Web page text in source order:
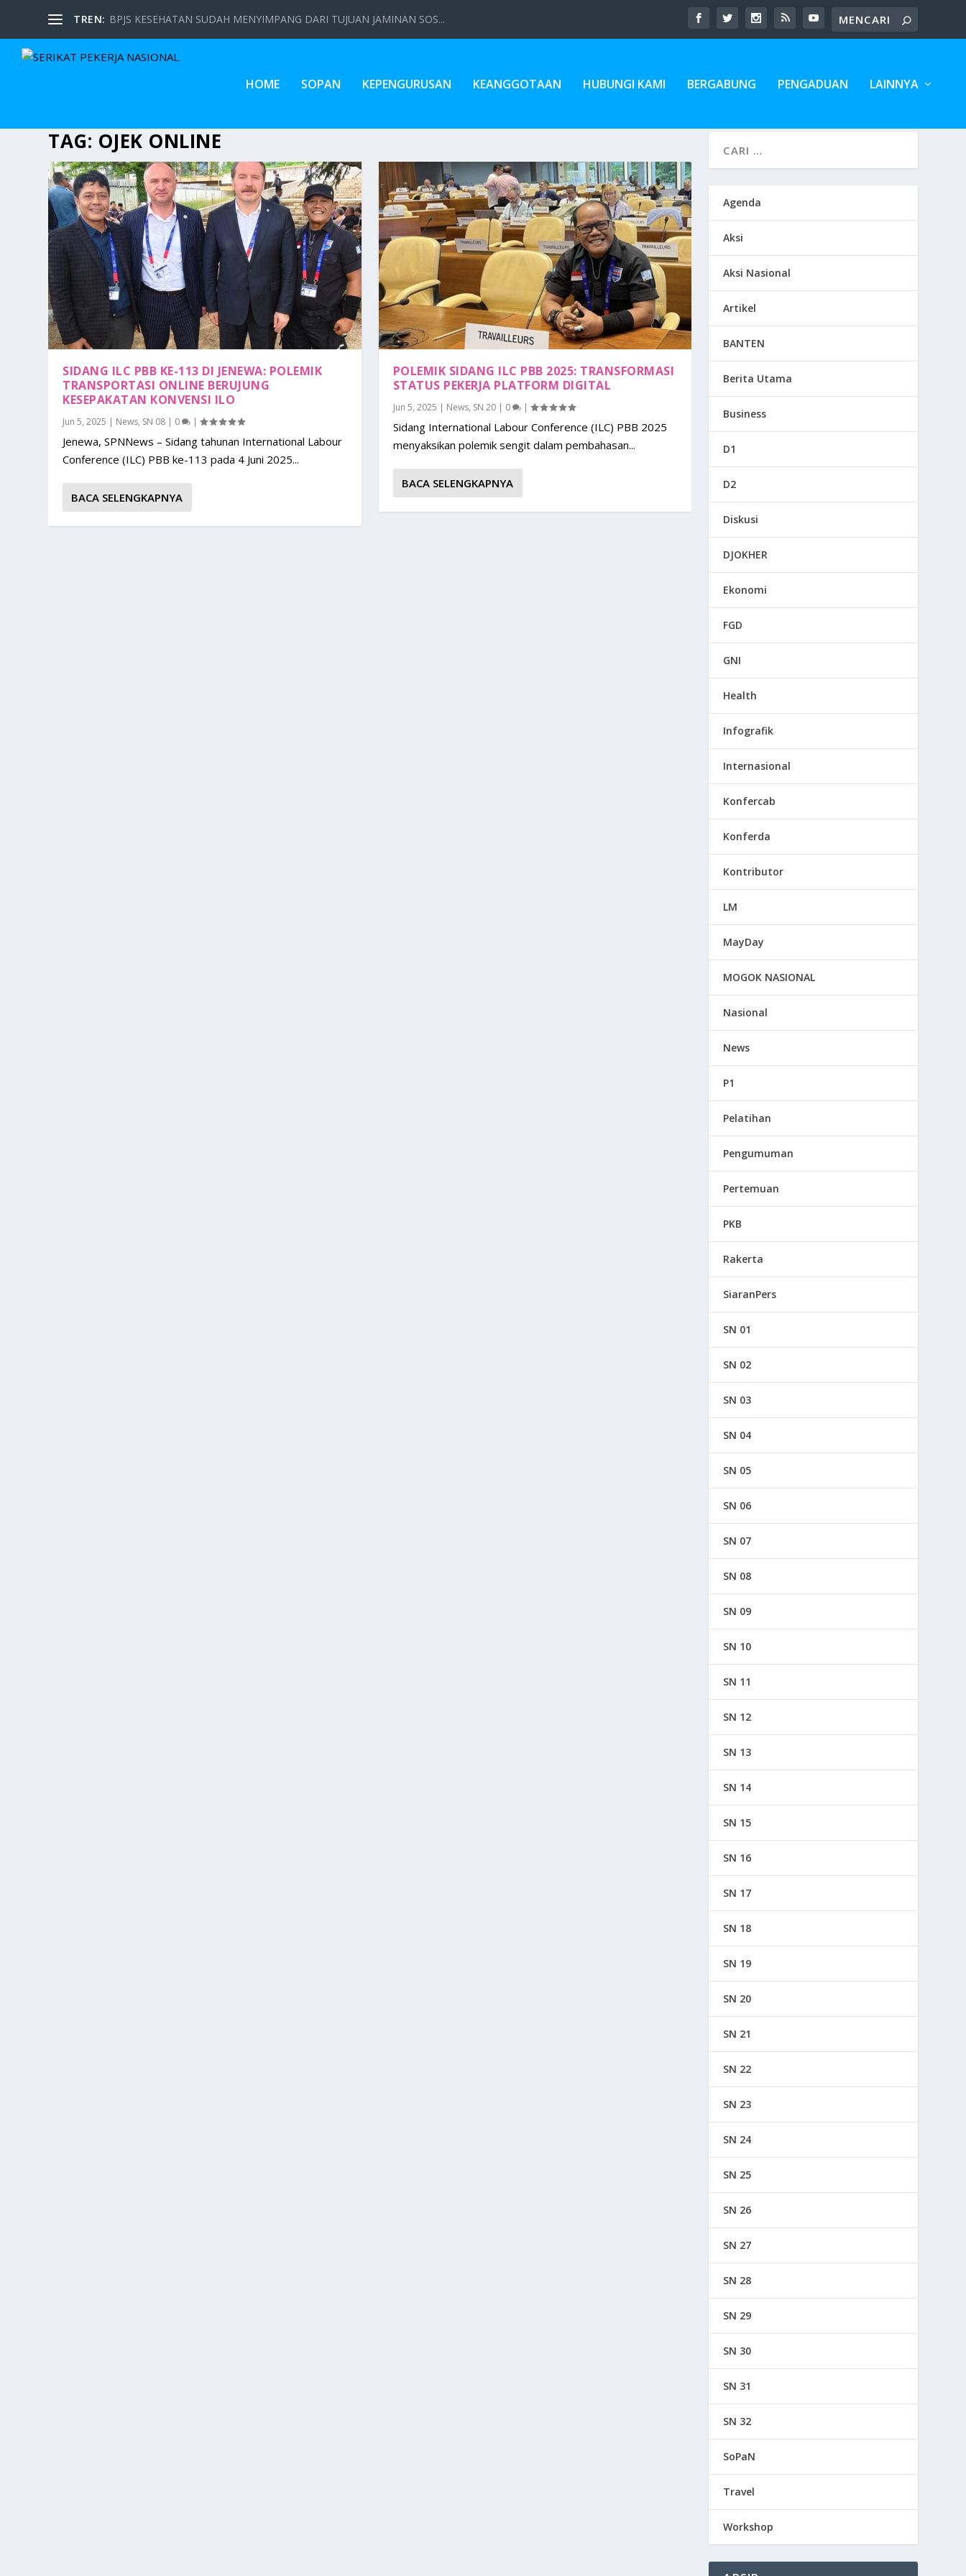
TREN: BPJS KESEHATAN SUDAH MENYIMPANG DARI TUJUAN JAMINAN SOS...
HOME SOPAN KEPENGURUSAN KEANGGOTAAN HUBUNGI KAMI BERGABUNG PENGADUAN LAINNYA
TAG: OJEK ONLINE
SIDANG ILC PBB KE-113 DI JENEWA: POLEMIK
TRANSPORTASI ONLINE BERUJUNG
KESEPAKATAN KONVENSI ILO
Jun 5, 2025 | News, SN 08 | 0 |
Jenewa, SPNNews – Sidang tahunan International Labour
Conference (ILC) PBB ke-113 pada 4 Juni 2025...
BACA SELENGKAPNYA
POLEMIK SIDANG ILC PBB 2025: TRANSFORMASI
STATUS PEKERJA PLATFORM DIGITAL
Jun 5, 2025 | News, SN 20| 0 |
Sidang International Labour Conference (ILC) PBB 2025
menyaksikan polemik sengit dalam pembahasan...
BACA SELENGKAPNYA
Agenda
Aksi
Aksi Nasional
Artikel
BANTEN
Berita Utama
Business
D1
D2
Diskusi
DJOKHER
Ekonomi
FGD
GNI
Health
Infografik
Internasional
Konfercab
Konferda
Kontributor
LM
MayDay
MOGOK NASIONAL
Nasional
News
P1
Pelatihan
Pengumuman
Pertemuan
PKB
Rakerta
SiaranPers
SN 01
SN 02
SN 03
SN 04
SN 05
SN 06
SN 07
SN 08
SN 09
SN 10
SN 11
SN 12
SN 13
SN 14
SN 15
SN 16
SN 17
SN 18
SN 19
SN 20
SN 21
SN 22
SN 23
SN 24
SN 25
SN 26
SN 27
SN 28
SN 29
SN 30
SN 31
SN 32
SoPaN
Travel
Workshop